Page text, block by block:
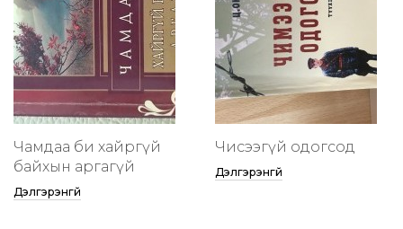
Чамдаа би хайргүй
байхын аргагүй
Дэлгэрэнгүй
Чисээгүй одогсод
Дэлгэрэнгүй